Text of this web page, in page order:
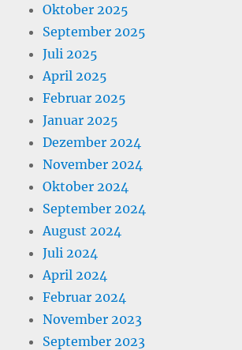
Oktober 2025
September 2025
Juli 2025
April 2025
Februar 2025
Januar 2025
Dezember 2024
November 2024
Oktober 2024
September 2024
August 2024
Juli 2024
April 2024
Februar 2024
November 2023
September 2023